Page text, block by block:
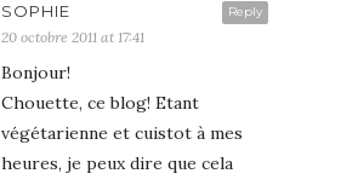
Reply
SOPHIE
20 octobre 2011 at 17:41
Bonjour!
Chouette, ce blog! Etant
végétarienne et cuistot à mes
heures, je peux dire que cela